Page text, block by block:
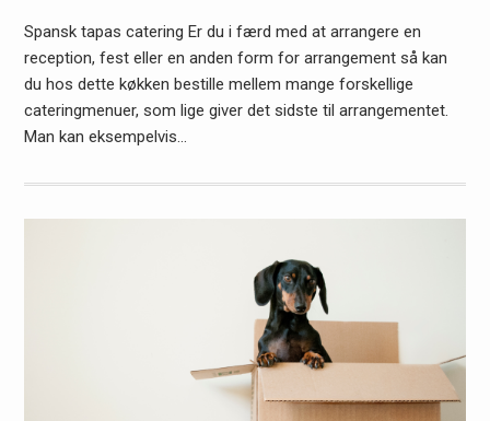
Spansk tapas catering Er du i færd med at arrangere en
reception, fest eller en anden form for arrangement så kan
du hos dette køkken bestille mellem mange forskellige
cateringmenuer, som lige giver det sidste til arrangementet.
Man kan eksempelvis…